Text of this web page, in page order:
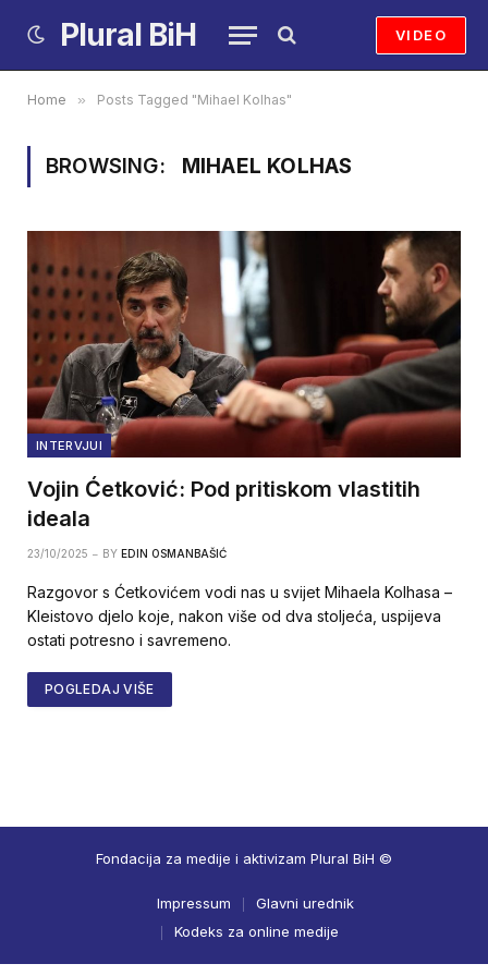
Plural BiH VIDEO
Home » Posts Tagged "Mihael Kolhas"
BROWSING: MIHAEL KOLHAS
INTERVJUI
Vojin Ćetković: Pod pritiskom vlastitih
ideala
23/10/2025 BY EDIN OSMANBAŠIĆ
Razgovor s Ćetkovićem vodi nas u svijet Mihaela Kolhasa –
Kleistovo djelo koje, nakon više od dva stoljeća, uspijeva
ostati potresno i savremeno.
POGLEDAJ VIŠE
Fondacija za medije i aktivizam Plural BiH ©
Impressum
Glavni urednik
Kodeks za online medije